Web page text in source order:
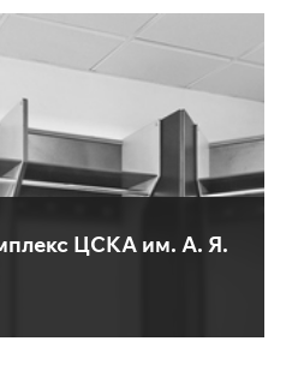
ЦСКА им. А. Я.